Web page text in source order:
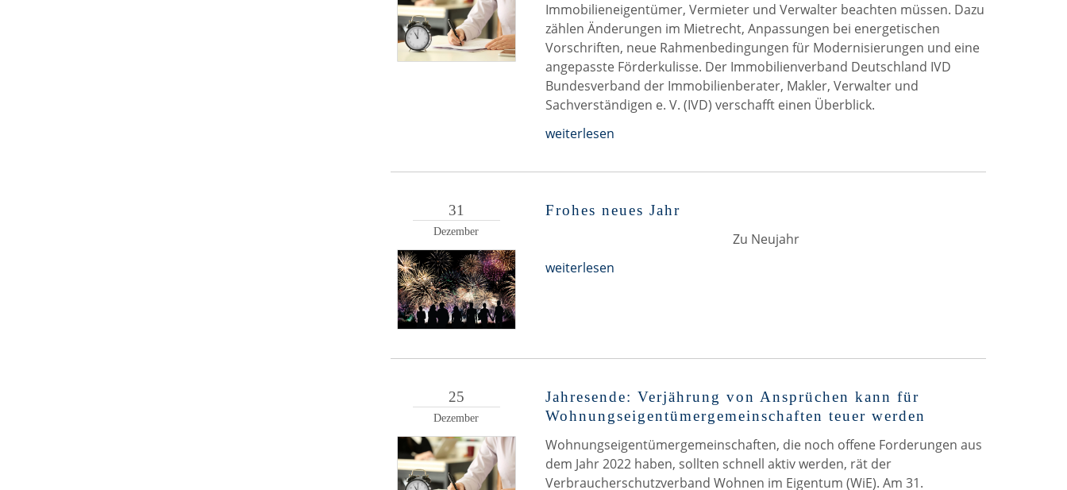
Immobilieneigentümer, Vermieter und Verwalter beachten müssen. Dazu
zählen Änderungen im Mietrecht, Anpassungen bei energetischen
Vorschriften, neue Rahmenbedingungen für Modernisierungen und eine
angepasste Förderkulisse. Der Immobilienverband Deutschland IVD
Bundesverband der Immobilienberater, Makler, Verwalter und
Sachverständigen e. V. (IVD) verschafft einen Überblick.
weiterlesen
31
Dezember
Frohes neues Jahr
Zu Neujahr
weiterlesen
25
Dezember
Jahresende: Verjährung von Ansprüchen kann für
Wohnungseigentümergemeinschaften teuer werden
Wohnungseigentümergemeinschaften, die noch offene Forderungen aus
dem Jahr 2022 haben, sollten schnell aktiv werden, rät der
Verbraucherschutzverband Wohnen im Eigentum (WiE). Am 31.